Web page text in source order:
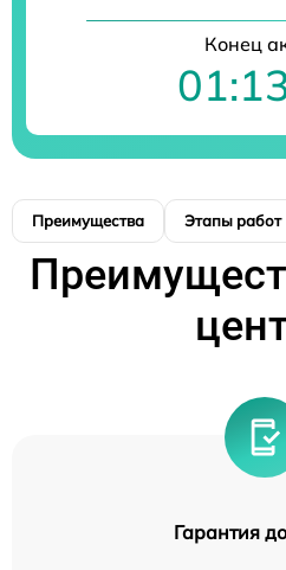
Конец
Преимущества Этапы работ
Гарантия